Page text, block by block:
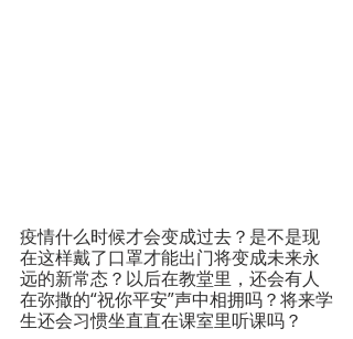
疫情什么时候才会变成过去？是不是现
在这样戴了口罩才能出门将变成未来永
远的新常态？以后在教堂里，还会有人
在弥撒的“祝你平安”声中相拥吗？将来学
生还会习惯坐直直在课室里听课吗？